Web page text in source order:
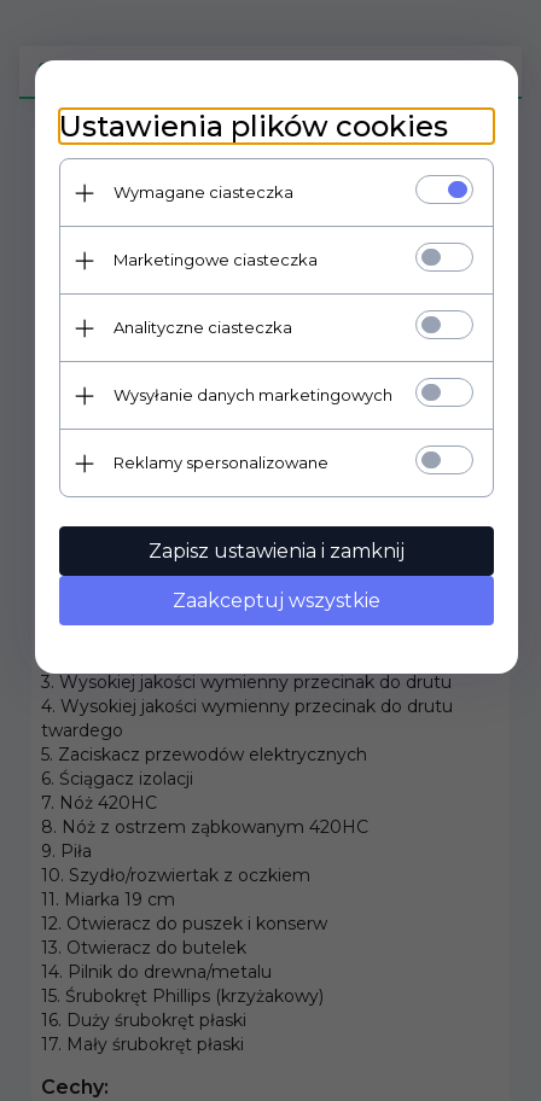
OPIS PRODUKTU
Multitool Leatherman Rebar 831557
Rebar to zestaw 17 niezbędnych narzędzi w kieszeni,
w domu. Rebar jest hitem na placach budowy i wśród
centymetrowa rama zapewnia szereg sporych
możliwości. Jego konstrukcja to klasyczny
Survival Tool wprowadzonego do sprzedaży w 1984
roku. Rebar ma wyprofilowane uchwyty zapewniające
pewny i wygodny chwyt w trudnych warunkach.
Wszystkie narzędzia Rebar są składane w taki sposób,
że nawet wywieranie dużego nacisku nie powoduje ich
przypadkowego przesunięcia ani złożenia. Teraz w
nowych kolorach: Burnt Sienna, Mossy Slate i
Heathered Cranberry.
3. Wysokiej jakości wymienny przecinak do drutu
4. Wysokiej jakości wymienny przecinak do drutu
twardego
5. Zaciskacz przewodów elektrycznych
6. Ściągacz izolacji
7. Nóż 420HC
8. Nóż z ostrzem ząbkowanym 420HC
9. Piła
10. Szydło/rozwiertak z oczkiem
11. Miarka 19 cm
12. Otwieracz do puszek i konserw
13. Otwieracz do butelek
14. Pilnik do drewna/metalu
15. Śrubokręt Phillips (krzyżakowy)
16. Duży śrubokręt płaski
17. Mały śrubokręt płaski
Cechy:
Ustawienia plików cookies
Wymagane ciasteczka
Marketingowe ciasteczka
Analityczne ciasteczka
Wysyłanie danych marketingowych
Reklamy spersonalizowane
Zapisz ustawienia i zamknij
Zaakceptuj wszystkie